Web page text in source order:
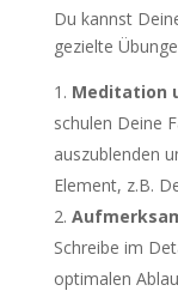
Du kannst
gezielte
Meditation
schulen Deine
auszublenden
Element, z.B.
Schreibe im
optimalen